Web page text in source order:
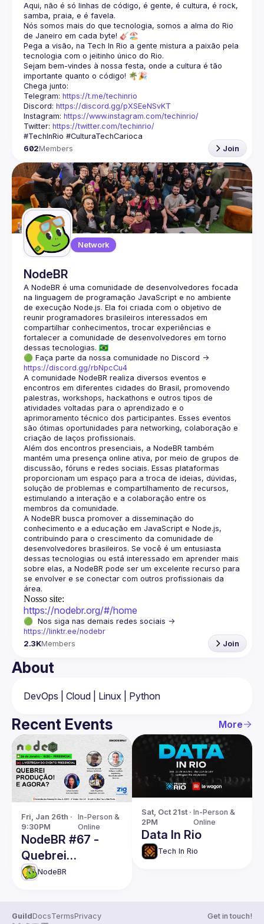
Aqui, não é só linhas de código, é gente, é cultura, é rock,
Nós somos mais do que tecnologia, somos a alma do Rio
Pega a visão, na Tech In Rio a gente mistura a paixão pela
Sejam bem-vindes à nossa festa, onde a cultura é tão
Telegram: https://t.me/techinrio
Discord: https://discord.gg/pXSEeNSvKT
Instagram: https://www.instagram.com/techinrio/
Twitter: https://twitter.com/techinrio/
602Members Join
Network
NodeBR
A NodeBR é uma comunidade de desenvolvedores focada
na linguagem de programação JavaScript e no ambiente
de execução Node.js. Ela foi criada com o objetivo de
reunir programadores brasileiros interessados em
compartilhar conhecimentos, trocar experiências e
fortalecer a comunidade de desenvolvedores em torno
🟢 Faça parte da nossa comunidade no Discord ->
https://discord.gg/rbNpcCu4
A comunidade NodeBR realiza diversos eventos e
encontros em diferentes cidades do Brasil, promovendo
palestras, workshops, hackathons e outros tipos de
atividades voltadas para o aprendizado e o
aprimoramento técnico dos participantes. Esses eventos
são ótimas oportunidades para networking, colaboração e
Além dos encontros presenciais, a NodeBR também
mantém uma presença online ativa, por meio de grupos de
discussão, fóruns e redes sociais. Essas plataformas
proporcionam um espaço para a troca de ideias, dúvidas,
solução de problemas e compartilhamento de recursos,
estimulando a interação e a colaboração entre os
A NodeBR busca promover a disseminação do
conhecimento e a educação em JavaScript e Node.js,
contribuindo para o crescimento da comunidade de
desenvolvedores brasileiros. Se você é um entusiasta
dessas tecnologias ou está interessado em aprender mais
sobre elas, a NodeBR pode ser um excelente recurso para
se envolver e se conectar com outros profissionais da
Nosso site:
https://nodebr.org/#/home
https://linktr.ee/nodebr
2.3KMembers Join
About
Recent Events More
Fri, Jan 26th ·
9:30PM
In-Person &
Online
NodeBR #67 -
Quebrei
produção! E
NodeBR
Sat, Oct 21st ·
2PM
In-Person &
Online
Data In Rio
Tech In Rio
GuildDocsTermsPrivacy
Get in touch!